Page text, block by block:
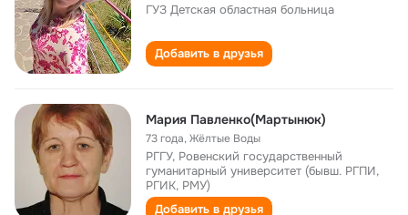
ГУЗ Детская областная больница
Добавить в друзья
Мария Павленко(Мартынюк)
73 года,Жёлтые Воды
РГГУ, Ровенский государственный
гуманитарный университет (бывш. РГПИ,
РГИК, РМУ)
Добавить в друзья